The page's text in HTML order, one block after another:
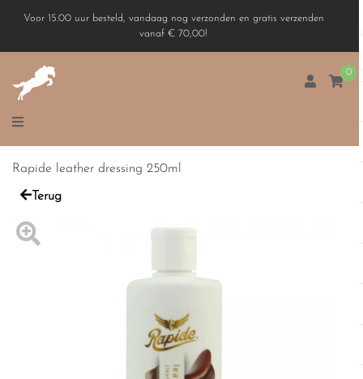
Voor 15.00 uur besteld, vandaag nog verzonden en gratis verzenden
vanaf € 70,00!
0
Rapide leather dressing 250ml
Terug